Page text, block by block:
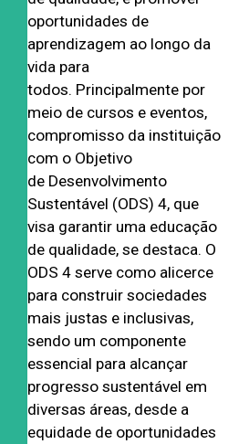
oportunidades de
aprendizagem ao longo da
vida para
todos. Principalmente por
meio de cursos e eventos,
compromisso da instituição
com o Objetivo
de Desenvolvimento
Sustentável (ODS) 4, que
visa garantir uma educação
de qualidade, se destaca. O
ODS 4 serve como alicerce
para construir sociedades
mais justas e inclusivas,
sendo um componente
essencial para alcançar
progresso sustentável em
diversas áreas, desde a
equidade de oportunidades